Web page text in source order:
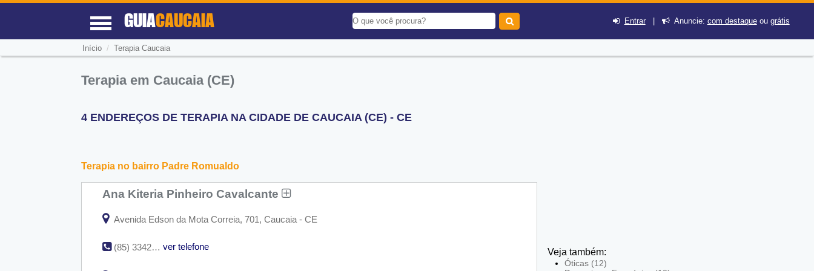
GUIACAUCAIA Entrar| Anuncie: com destaqueou grátis
Início / Terapia Caucaia
Terapia em Caucaia (CE)
4 ENDEREÇOS DE TERAPIA NA CIDADE DE CAUCAIA (CE) - CE
Terapia no bairro Padre Romualdo
Ana Kiteria Pinheiro Cavalcante
Avenida Edson da Mota Correia, 701, Caucaia - CE
(85) 3342-2599 ver telefone
Veja também:
Óticas (12)